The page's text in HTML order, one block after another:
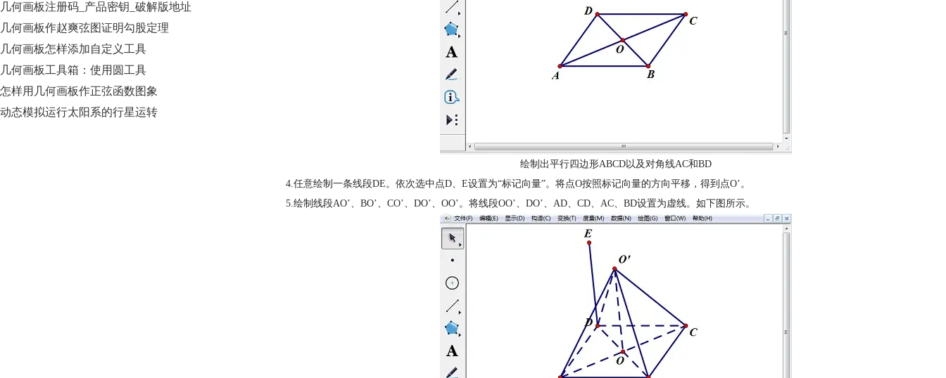
几何画板注册码_产品密钥_破解版地址
几何画板作赵爽弦图证明勾股定理
几何画板怎样添加自定义工具
几何画板工具箱：使用圆工具
怎样用几何画板作正弦函数图象
动态模拟运行太阳系的行星运转
绘制出平行四边形ABCD以及对角线AC和BD
4.任意绘制一条线段DE。依次选中点D、E设置为“标记向量”。将点O按照标记向量的方向平移，得到点O’。
5.绘制线段AO’、BO’、CO’、DO’、OO’。将线段OO’、DO’、AD、CD、AC、BD设置为虚线。如下图所示。